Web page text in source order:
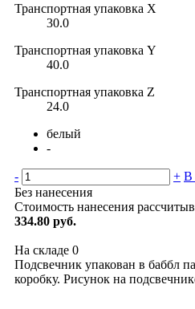
Транспортная упаковка X
30.0
Транспортная упаковка Y
40.0
Транспортная упаковка Z
24.0
белый
-
- + В
Без нанесения
Стоимость нанесения
334.80 руб.
На складе 0
Подсвечник упакован в баббл
коробку. Рисунок на